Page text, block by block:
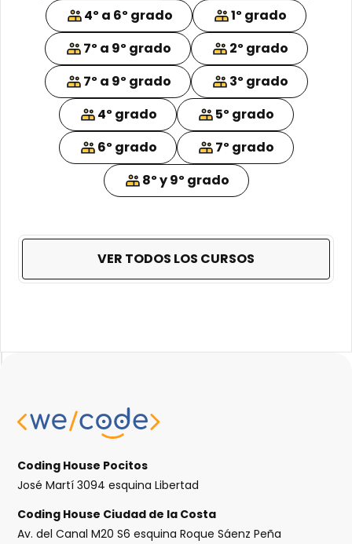
4º a 6º grado
1º grado
7º a 9º grado
2º grado
7º a 9º grado
3º grado
4º grado
5º grado
6º grado
7º grado
8º y 9º grado
VER TODOS LOS CURSOS
Coding House Pocitos
José Martí 3094 esquina Libertad
Coding House Ciudad de la Costa
Av. del Canal M20 S6 esquina Roque Sáenz Peña